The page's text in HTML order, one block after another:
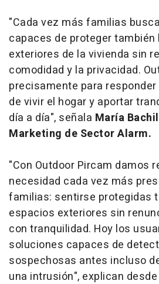
"Cada vez más familias
capaces de proteger
exteriores de la vivienda sin
comodidad y la privacidad.
precisamente para
de vivir el hogar y aportar
día a día", señala María
Marketing de Sector Alarm.
"Con Outdoor Pircam damos
necesidad cada vez más
familias: sentirse protegidas
espacios exteriores sin
con tranquilidad. Hoy los
soluciones capaces de
sospechosas antes incluso
una intrusión", explican